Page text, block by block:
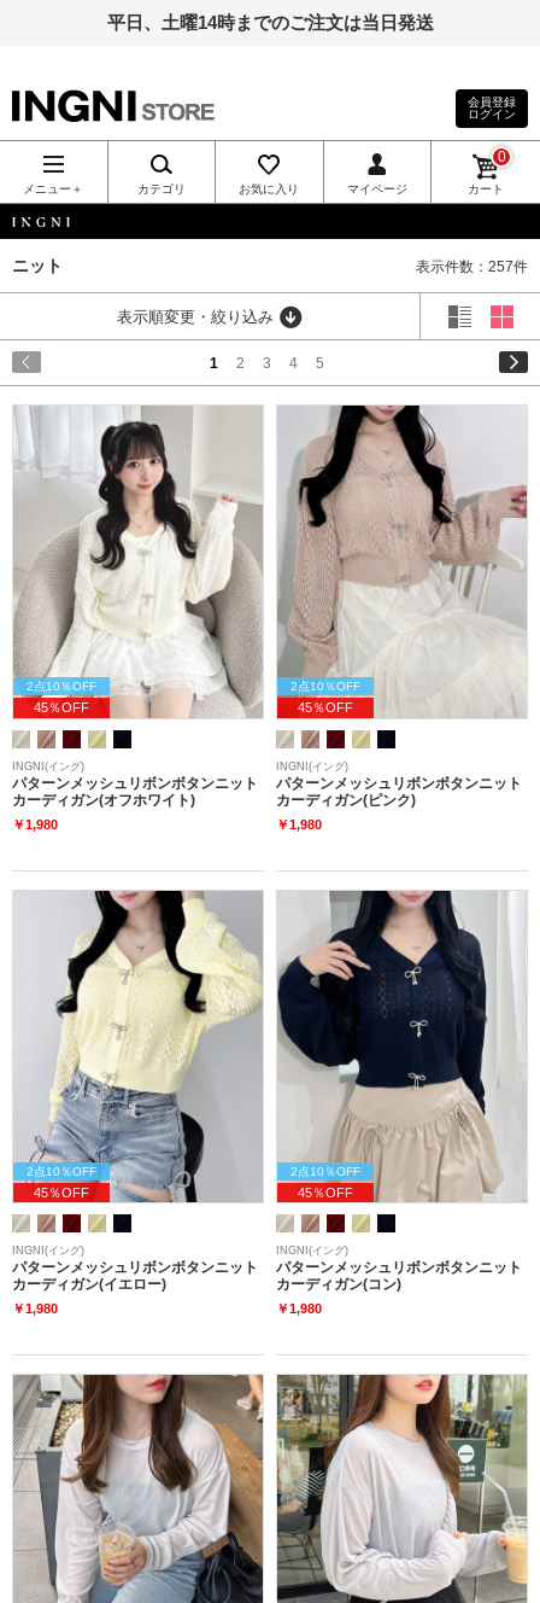
平日、土曜14時までのご注文は当日発送
INGNI（イン
グ）公式通
販｜INGNI
STORE
会員登録
ログイン
メニュー＋ カテゴリ お気に入り マイページ カート
0
ニット 表示件数：257件
表示順変更・絞り込み
1 2 3 4 5
2点10％OFF
45％OFF
INGNI(イング)
パターンメッシュリボンボタンニット
カーディガン(オフホワイト)
￥1,980
2点10％OFF
45％OFF
INGNI(イング)
パターンメッシュリボンボタンニット
カーディガン(ピンク)
￥1,980
2点10％OFF
45％OFF
INGNI(イング)
パターンメッシュリボンボタンニット
カーディガン(イエロー)
￥1,980
2点10％OFF
45％OFF
INGNI(イング)
パターンメッシュリボンボタンニット
カーディガン(コン)
￥1,980